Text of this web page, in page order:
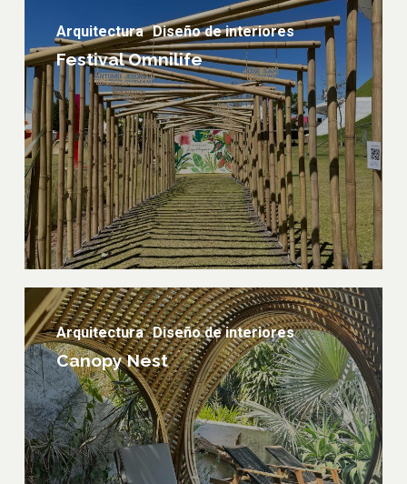
OmnilifeArquitectura Diseño de interiores
Festival Omnilife
Canopy
nest Arquitectura Diseño de interiores
Canopy Nest